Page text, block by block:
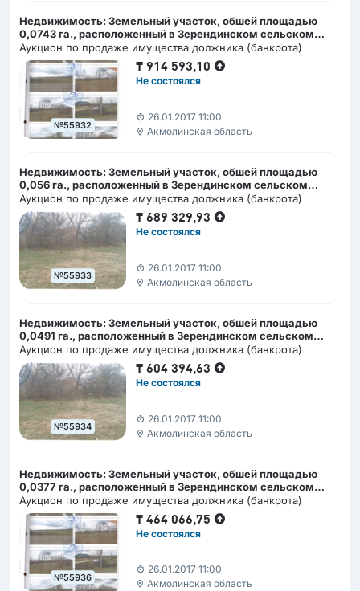
Недвижимость: Земельный участок, обшей площадью
0,0743 га., расположенный в Зерендинском сельском
округе Акмолинской области
Аукцион по продаже имущества должника (банкрота)
№55932
₸ 914 593,10
Не состоялся
26.01.2017 11:00
Акмолинская область
Недвижимость: Земельный участок, обшей площадью
0,056 га., расположенный в Зерендинском сельском
округе Акмолинской области
Аукцион по продаже имущества должника (банкрота)
№55933
₸689 329,93
Не состоялся
26.01.2017 11:00
Акмолинская область
Недвижимость: Земельный участок, обшей площадью
0,0491 га., расположенный в Зерендинском сельском
округе Акмолинской области
Аукцион по продаже имущества должника (банкрота)
№55934
₸604 394,63
Не состоялся
26.01.2017 11:00
Акмолинская область
Недвижимость: Земельный участок, обшей площадью
0,0377 га., расположенный в Зерендинском сельском
округе Акмолинской области
Аукцион по продаже имущества должника (банкрота)
№55936
₸464 066,75
Не состоялся
26.01.2017 11:00
Акмолинская область